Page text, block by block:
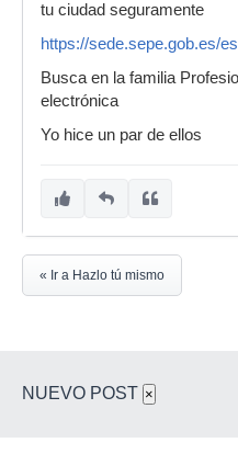
tu ciudad seguramente
https://sede.sepe.gob.es/
Busca en la familia
electrónica
Yo hice un par de ellos
« Ir a Hazlo tú mismo
NUEVO POST ×